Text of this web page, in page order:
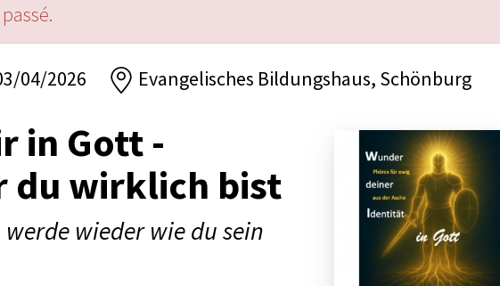
04/2026 Evangelisches Bildungshaus, Schönburg
in Gott -
du wirklich bist
wieder wie du sein